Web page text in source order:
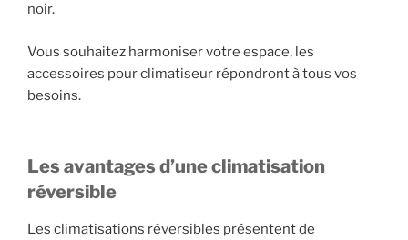
noir.
Vous souhaitez harmoniser votre espace, les
accessoires pour climatiseur répondront à tous vos
besoins.
Les avantages d’une climatisation
réversible
Les climatisations réversibles présentent de